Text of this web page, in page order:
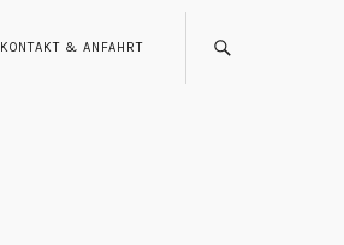
KONTAKT & ANFAHRT